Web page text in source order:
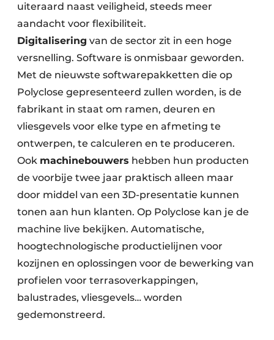
uiteraard naast veiligheid, steeds meer
aandacht voor flexibiliteit.
Digitalisering van de sector zit in een hoge
versnelling. Software is onmisbaar geworden.
Met de nieuwste softwarepakketten die op
Polyclose gepresenteerd zullen worden, is de
fabrikant in staat om ramen, deuren en
vliesgevels voor elke type en afmeting te
ontwerpen, te calculeren en te produceren.
Ook machinebouwers hebben hun producten
de voorbije twee jaar praktisch alleen maar
door middel van een 3D-presentatie kunnen
tonen aan hun klanten. Op Polyclose kan je de
machine live bekijken. Automatische,
hoogtechnologische productielijnen voor
kozijnen en oplossingen voor de bewerking van
profielen voor terrasoverkappingen,
balustrades, vliesgevels… worden
gedemonstreerd.